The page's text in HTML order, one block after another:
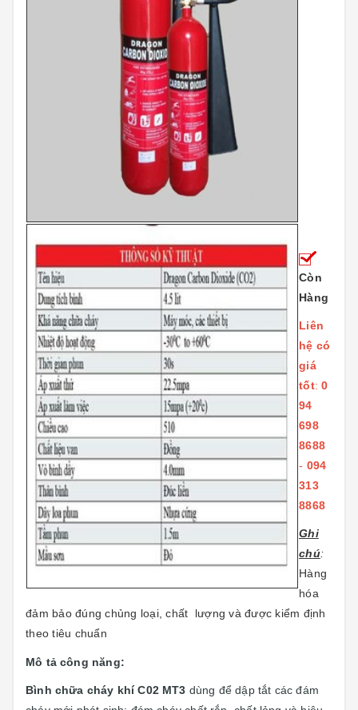
Còn
Hàng
Liên
hệ có
giá
tốt:0
94
698
8688
- 094
313
8868
Ghi
chú:
Hàng
hóa
đảm bảo đúng chủng loại, chất lượng và được kiểm định
theo tiêu chuẩn
Mô tả công năng:
Bình chữa cháy khí C02 MT3 dùng để dập tắt các đám